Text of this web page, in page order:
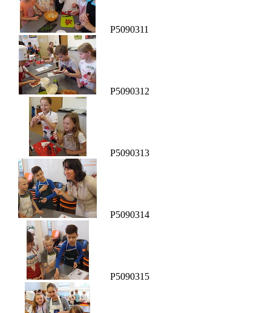
P5090311
P5090312
P5090313
P5090314
P5090315